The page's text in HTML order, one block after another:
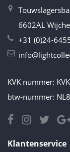
6602AL
+31 (0)24-
KVK nummer:
btw-nummer:
Klantenservice